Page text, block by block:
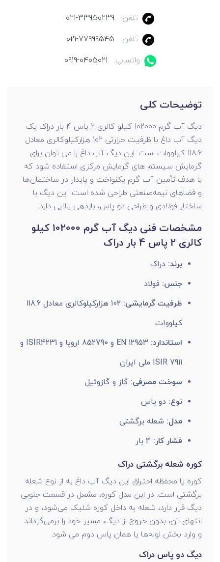
تلفن:
021-33950239
تلفن:
021-77999545
واتساپ:
0919-0405021
توضیحات کلی
دیگ آب گرم 102000 کیلو کالری 2 پاس 4 بار دراک یک
دیگ آب داغ با ظرفیت حرارتی 102 هزارکیلوکالری معادل
118.6 کیلووات است. این دیگ آب داغ را می توان برای
گرمایش سیستم‌ های گرمایش مرکزی استفاده شود که
با هدف تأمین آب گرم یکنواخت و پایدار در ساختمان‌ها
و فضاهای نیمه‌صنعتی طراحی شده است. این دیگ با
ساختار فولادی و طراحی دو پاس، بازدهی بالایی دارد.
مشخصات فنی
دیگ آب گرم 102000 کیلو
کالری 2 پاس 4 بار دراک
برند:دراک
جنس: فولاد
ظرفیت گرمایشی:
102 هزارکیلوکالری معادل 118.6
کیلووات
استاندارد:
12953 EN و 852790 اروپا و ISIR4231 و
7911 ISIR ملی ایران
سوخت مصرفی:گاز و گازوئیل
نوع: دو پاس
مدل: شعله برگشتی
فشار کار:4 بار
کوره شعله برگشتی دراک
کوره یا محفظه احتراق این دیگ آب داغ به از نوع شعله
برگشتی است. در این مدل کوره، مشعل در قسمت جلویی
دیگ قرار دارد، شعله به داخل کوره شلیک می‌شود، و در
انتهای آن، بدون خروج از دیگ، مسیر خود را برمی‌گرداند
و وارد بخش لوله‌ها یا همان پاس دوم می شود.
دیگ دو پاس دراک